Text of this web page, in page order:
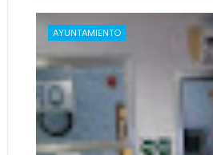
AYUNTAMIENTO